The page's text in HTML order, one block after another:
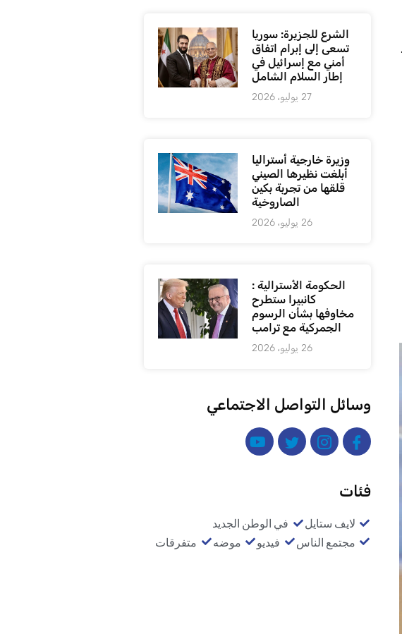
الشرع للجزيرة: سوريا
تسعى إلى إبرام اتفاق
أمني مع إسرائيل في
إطار السلام الشامل
27 يوليو، 2026
وزيرة خارجية أستراليا
أبلغت نظيرها الصيني
قلقها من تجربة بكين
الصاروخية
26 يوليو، 2026
الحكومة الأسترالية :
كانبيرا ستطرح
مخاوفها بشأن الرسوم
الجمركية مع ترامب
26 يوليو، 2026
وسائل التواصل الاجتماعي
فئات
لايف ستايل
في الوطن الجديد
مجتمع الناس
فيديو موضه متفرقات